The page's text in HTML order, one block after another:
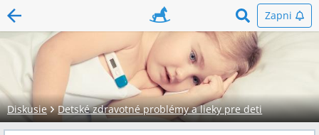
Zapni
Diskusie Detské zdravotné problémy a lieky pre deti